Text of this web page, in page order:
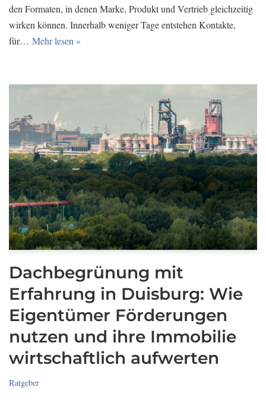
den Formaten, in denen Marke, Produkt und Vertrieb gleichzeitig
wirken können. Innerhalb weniger Tage entstehen Kontakte,
für… Mehr lesen »
Dachbegrünung mit
Erfahrung in Duisburg: Wie
Eigentümer Förderungen
nutzen und ihre Immobilie
wirtschaftlich aufwerten
Ratgeber